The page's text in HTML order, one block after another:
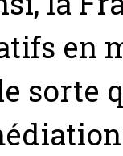
en
sorte